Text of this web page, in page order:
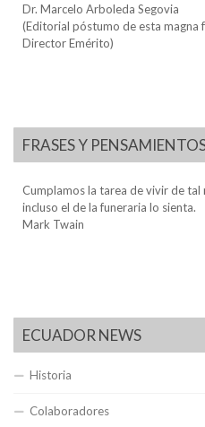
Dr. Marcelo Arboleda Segovia
(Editorial póstumo de esta magna
Director Emérito)
FRASES Y
Cumplamos la tarea de vivir de
incluso el de la funeraria lo sienta.
Mark Twain
ECUADOR NEWS
Historia
Colaboradores